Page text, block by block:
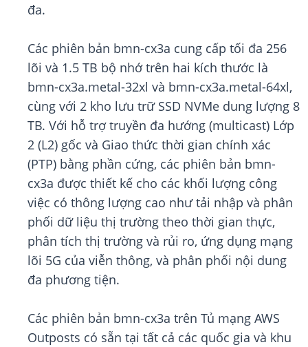
đa.
Các phiên bản bmn-cx3a cung cấp tối đa 256
lõi và 1.5 TB bộ nhớ trên hai kích thước là
bmn-cx3a.metal-32xl và bmn-cx3a.metal-64xl,
cùng với 2 kho lưu trữ SSD NVMe dung lượng 8
TB. Với hỗ trợ truyền đa hướng (multicast) Lớp
2 (L2) gốc và Giao thức thời gian chính xác
(PTP) bằng phần cứng, các phiên bản bmn-
cx3a được thiết kế cho các khối lượng công
việc có thông lượng cao như tải nhập và phân
phối dữ liệu thị trường theo thời gian thực,
phân tích thị trường và rủi ro, ứng dụng mạng
lõi 5G của viễn thông, và phân phối nội dung
đa phương tiện.
Các phiên bản bmn-cx3a trên Tủ mạng AWS
Outposts có sẵn tại tất cả các quốc gia và khu